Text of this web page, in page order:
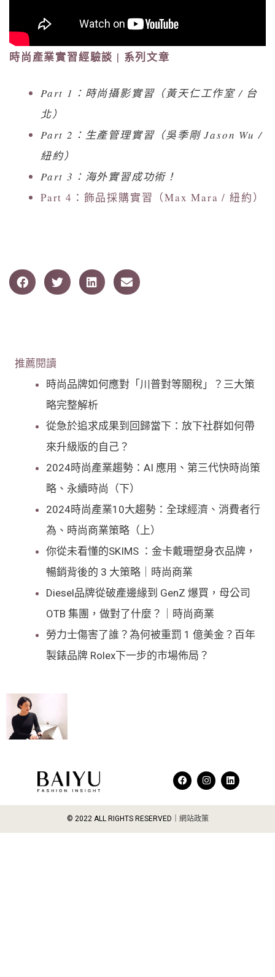
時尚產業實習經驗談 | 系列文章
Part 1：時尚攝影實習（黃天仁工作室 / 台
北）
Part 2：生產管理實習（吳季剛 Jason Wu /
紐約）
Part 3：海外實習成功術！
Part 4：飾品採購實習（Max Mara / 紐約）
推薦閱讀
時尚品牌如何應對「川普對等關稅」？三大策
略完整解析
從急於追求成果到回歸當下：放下社群如何帶
來升級版的自己？
2024時尚產業趨勢：AI 應用、第三代快時尚策
略、永續時尚（下）
2024時尚產業10大趨勢：全球經濟、消費者行
為、時尚商業策略（上）
你從未看懂的SKIMS ：金卡戴珊塑身衣品牌，
暢銷背後的 3 大策略｜時尚商業
Diesel品牌從破產邊緣到 GenZ 爆買，母公司
OTB 集團，做對了什麼？｜時尚商業
勞力士傷害了誰？為何被重罰 1 億美金？百年
製錶品牌 Rolex下一步的市場佈局？
F
a
c
o
I
n
s
g
L
i
n
© 2022 ALL RIGHTS RESERVED​｜ 網站政策